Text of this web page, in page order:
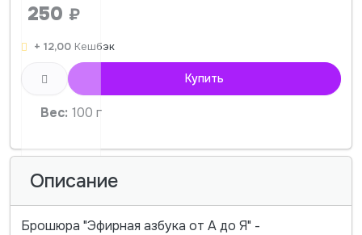
250 ₽
+ 12,00 Кешбэк
Купить
Вес: 100 г
Описание
Брошюра "Эфирная азбука от А до Я" -